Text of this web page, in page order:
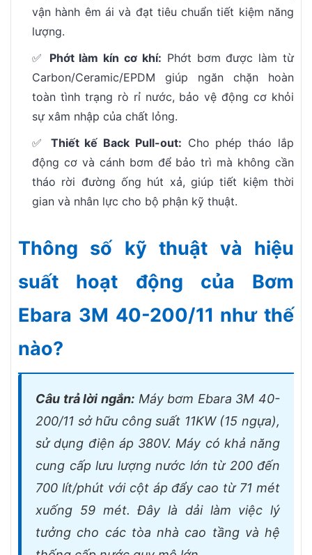
vận hành êm ái và đạt tiêu chuẩn tiết kiệm năng
lượng.
✅ Phớt làm kín cơ khí: Phớt bơm được làm từ
Carbon/Ceramic/EPDM giúp ngăn chặn hoàn
toàn tình trạng rò rỉ nước, bảo vệ động cơ khỏi
sự xâm nhập của chất lỏng.
✅ Thiết kế Back Pull-out: Cho phép tháo lắp
động cơ và cánh bơm để bảo trì mà không cần
tháo rời đường ống hút xả, giúp tiết kiệm thời
gian và nhân lực cho bộ phận kỹ thuật.
Thông số kỹ thuật và hiệu
suất hoạt động của Bơm
Ebara 3M 40-200/11 như thế
nào?
Câu trả lời ngắn:Máy bơm Ebara 3M 40-
200/11 sở hữu công suất 11KW (15 ngựa),
sử dụng điện áp 380V. Máy có khả năng
cung cấp lưu lượng nước lớn từ 200 đến
700 lít/phút với cột áp đẩy cao từ 71 mét
xuống 59 mét. Đây là dải làm việc lý
tưởng cho các tòa nhà cao tầng và hệ